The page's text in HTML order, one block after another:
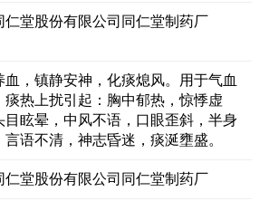
仁堂股份有限公司同仁堂制药厂
血，镇静安神，化痰熄风。用于气血
痰热上扰引起：胸中郁热，惊悸虚
目眩晕，中风不语，口眼歪斜，半身
言语不清，神志昏迷，痰涎壅盛。
仁堂股份有限公司同仁堂制药厂